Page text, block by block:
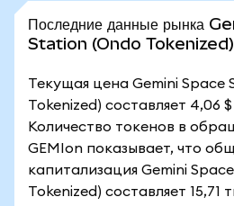
Последние данные рынка
Station (Ondo Tokenized)
Текущая цена Gemini Space
Tokenized) составляет 4,06
Количество токенов в
GEMIon показывает, что
капитализация Gemini
Tokenized) составляет 15,71